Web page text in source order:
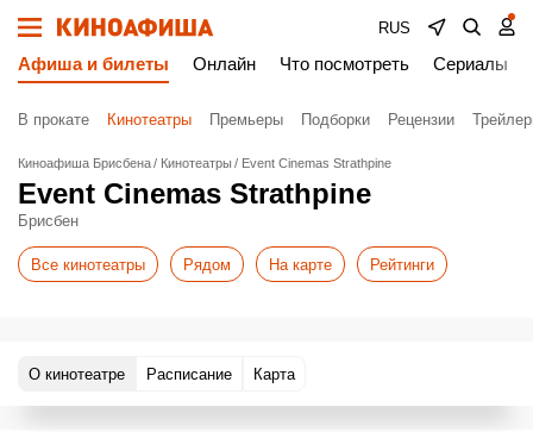
RUS
Афиша и билеты Онлайн Что посмотреть Сериалы
В прокате Кинотеатры Премьеры Подборки Рецензии
Киноафиша Брисбена Кинотеатры Event Cinemas Strathpine
Event Cinemas Strathpine
Брисбен
Все кинотеатры Рядом На карте Рейтинги
О кинотеатре Расписание Карта